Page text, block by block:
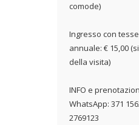
comode)
Ingresso con
annuale: € 15,00
della visita)
INFO e
WhatsApp: 371
2769123